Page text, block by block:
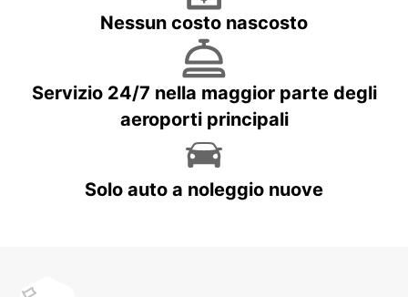
Nessun costo nascosto
Servizio 24/7 nella maggior parte degli
aeroporti principali
Solo auto a noleggio nuove